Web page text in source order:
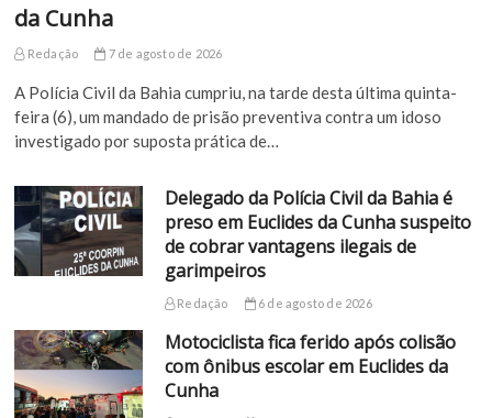
da Cunha
Redação 7 de agosto de 2026
A Polícia Civil da Bahia cumpriu, na tarde desta última quinta-
feira (6), um mandado de prisão preventiva contra um idoso
investigado por suposta prática de…
Delegado da Polícia Civil da Bahia é
preso em Euclides da Cunha suspeito
de cobrar vantagens ilegais de
garimpeiros
Redação 6 de agosto de 2026
Motociclista fica ferido após colisão
com ônibus escolar em Euclides da
Cunha